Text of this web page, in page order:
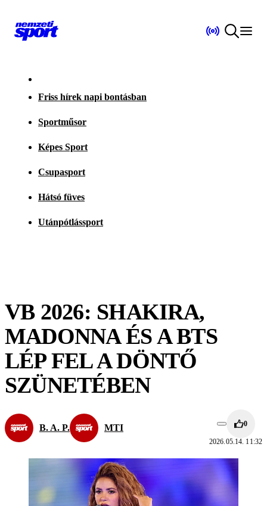
Friss hírek napi bontásban
Sportműsor
Képes Sport
Csupasport
Hátsó füves
Utánpótlássport
VB 2026: SHAKIRA,
MADONNA ÉS A BTS
LÉP FEL A DÖNTŐ
SZÜNETÉBEN
B. A. P. MTI 0
2026.05.14. 11:32